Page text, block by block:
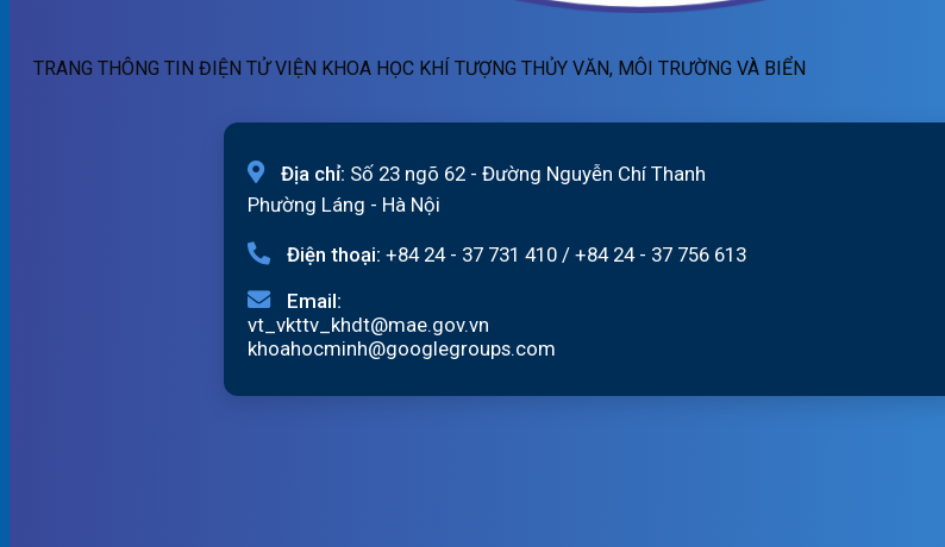
TRANG THÔNG TIN ĐIỆN TỬ VIỆN KHOA HỌC KHÍ TƯỢNG THỦY VĂN, MÔI TRƯỜNG VÀ BIỂN
Địa chỉ: Số 23 ngõ 62 - Đường Nguyễn Chí Thanh
Phường Láng - Hà Nội
Điện thoại: +84 24 - 37 731 410 / +84 24 - 37 756 613
Email:
vt_vkttv_khdt@mae.gov.vn
khoahocminh@googlegroups.com